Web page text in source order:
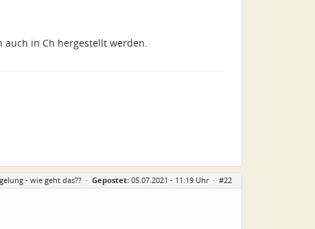
in Ch hergestellt werden.
- wie geht das?? · Gepostet: 05.07.2021 - 11:19 Uhr · #22